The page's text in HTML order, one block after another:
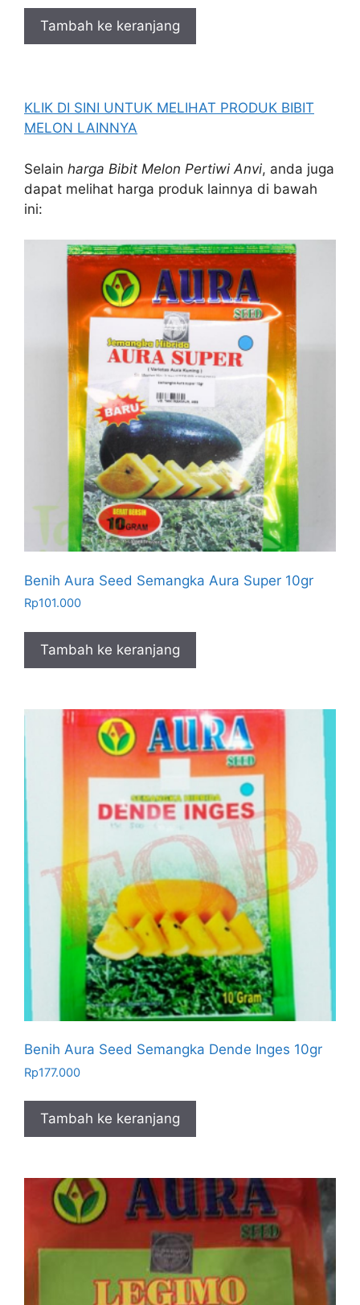
Tambah ke keranjang
KLIK DI SINI UNTUK MELIHAT PRODUK BIBIT
MELON LAINNYA
Selain harga Bibit Melon Pertiwi Anvi, anda juga
dapat melihat harga produk lainnya di bawah
ini:
Benih Aura Seed Semangka Aura Super 10gr
Rp101.000
Tambah ke keranjang
Benih Aura Seed Semangka Dende Inges 10gr
Rp177.000
Tambah ke keranjang